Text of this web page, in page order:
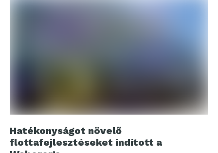
Hatékonyságot növelő
flottafejlesztéseket indított a